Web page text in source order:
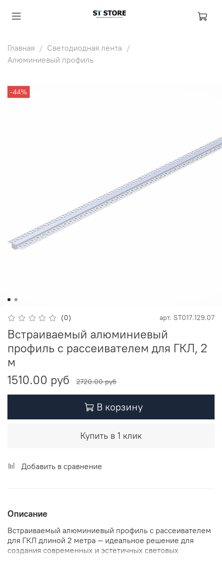
Главная
Светодиодная лента
Алюминиевый профиль
-44%
(0) арт. ST017.129.07
Встраиваемый алюминиевый
профиль с рассеивателем для ГКЛ, 2
м
1510.00 руб
2720.00 руб
В корзину
Купить в 1 клик
Добавить в сравнение
Описание
Встраиваемый алюминиевый профиль с рассеивателем
для ГКЛ длиной 2 метра — идеальное решение для
создания современных и эстетичных световых